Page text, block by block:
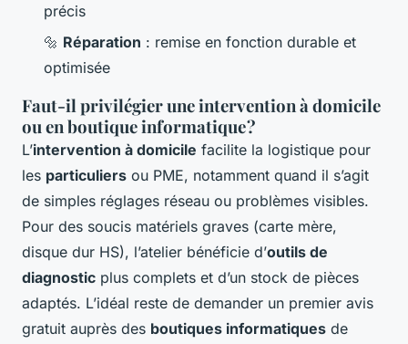
précis
🔩 Réparation : remise en fonction durable et
optimisée
Faut-il privilégier une intervention à domicile
ou en boutique informatique ?
L’intervention à domicile facilite la logistique pour
les particuliers ou PME, notamment quand il s’agit
de simples réglages réseau ou problèmes visibles.
Pour des soucis matériels graves (carte mère,
disque dur HS), l’atelier bénéficie d’outils de
diagnostic plus complets et d’un stock de pièces
adaptés. L’idéal reste de demander un premier avis
gratuit auprès des boutiques informatiques de